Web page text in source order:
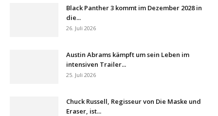
Black Panther 3 kommt im Dezember 2028 in
die...
26. Juli 2026
Austin Abrams kämpft um sein Leben im
intensiven Trailer...
25. Juli 2026
Chuck Russell, Regisseur von Die Maske und
Eraser, ist...